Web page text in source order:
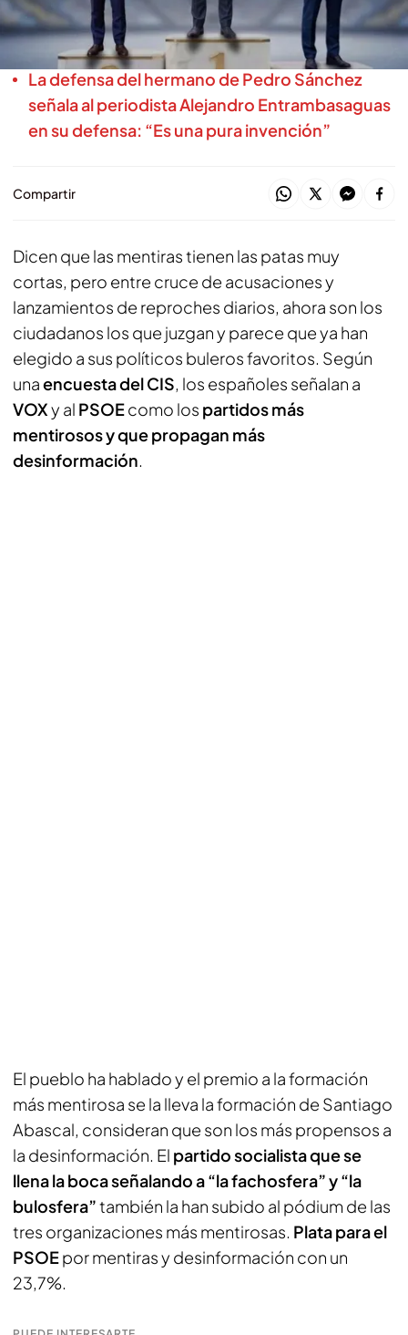
con solo un 7,7% de los votos en una encuesta
del CIS
La defensa del hermano de Pedro Sánchez
señala al periodista Alejandro Entrambasaguas
en su defensa: “Es una pura invención”
Compartir
Dicen que las mentiras tienen las patas muy
cortas, pero entre cruce de acusaciones y
lanzamientos de reproches diarios, ahora son los
ciudadanos los que juzgan y parece que ya han
elegido a sus políticos buleros favoritos. Según
unaencuesta del CIS, los españoles señalan a
VOXy al PSOEcomo los partidos más
mentirosos y que propagan más
desinformación.
El pueblo ha hablado y el premio a la formación
más mentirosa se la lleva la formación de Santiago
Abascal, consideran que son los más propensos a
la desinformación. El partido socialista que se
llena la boca señalando a “la fachosfera” y “la
bulosfera”también la han subido al pódium de las
tres organizaciones más mentirosas. Plata para el
PSOEpor mentiras y desinformación con un
23,7%.